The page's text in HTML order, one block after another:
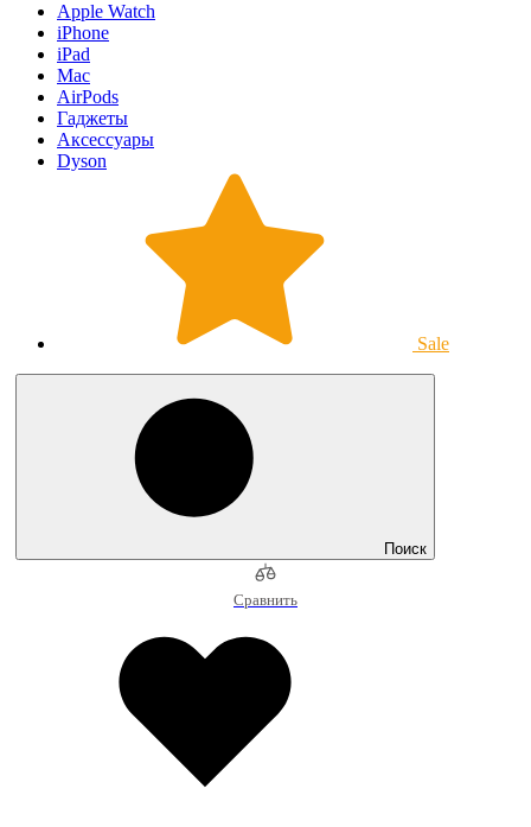
Apple Watch
iPhone
iPad
Mac
AirPods
Гаджеты
Аксессуары
Dyson
Sale
Поиск
Сравнить